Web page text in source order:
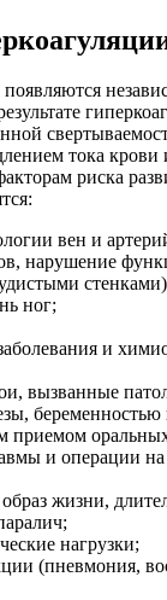
тока
риска
вен и
нарушение
ног;
и
вызванные
беременностью
приемом
и операции
жизни,
нагрузки;
(пневмония,